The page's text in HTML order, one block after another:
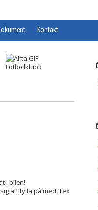
Kontakt
i bilen!
att fylla på med. Tex